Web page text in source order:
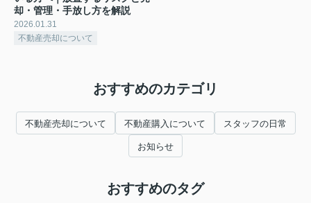
却・管理・手放し方を解説
2026.01.31
不動産売却について
おすすめのカテゴリ
不動産売却について 不動産購入について スタッフの日常
お知らせ
おすすめのタグ